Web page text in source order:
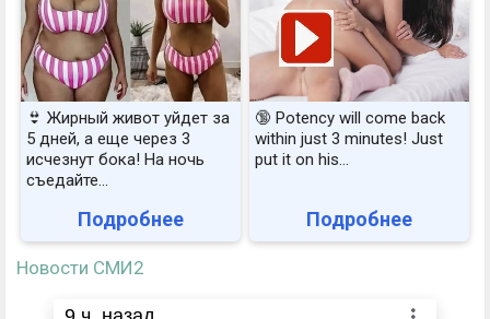
👙 Жирный живот уйдет за
5 дней, а еще через 3
исчезнут бока! На ночь
съедайте...
Подробнее
🔞 Potency will come back
within just 3 minutes! Just
put it on his…
Подробнее
Новости СМИ2